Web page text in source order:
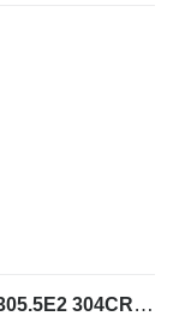
Caterpillar 307.5 CAT307.5 308E2 306 305.5E2 304CR 303.5CR